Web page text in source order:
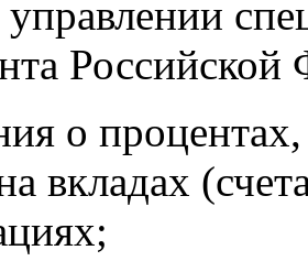
Российской
о
вкладах